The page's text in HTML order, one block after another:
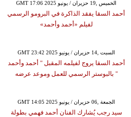
GMT 17:06 2025 الخميس ,19 حزيران / يونيو
أحمد السقا يفقد الذاكرة في البرومو الرسمي
لفيلم «أحمد وأحمد»
GMT 23:42 2025 السبت ,14 حزيران / يونيو
أحمد السقا يروج لفيلمه المقبل " أحمد وأحمد
" بالبوستر الرسمي للعمل وموعد عرضه
GMT 14:05 2025 الجمعة ,06 حزيران / يونيو
سيد رجب يُشارك الفنان أحمد فهمي بطولة